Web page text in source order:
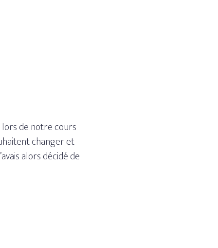
lors de notre cours
changer et
alors décidé de